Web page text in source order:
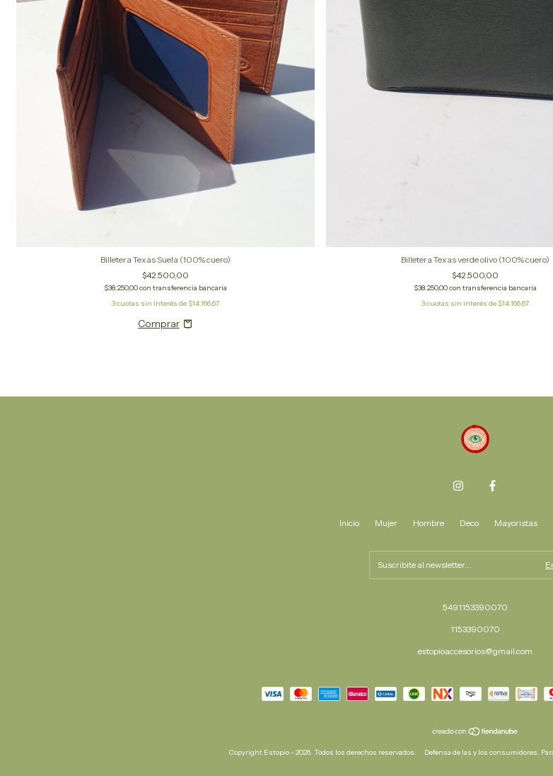
Billetera Texas Suela (100% cuero)
$42.500,00
$38.250,00con transferencia bancaria
3cuotas sin interés de $14.166,67
Billetera Texas verde olivo (100% cuero)
$42.500,00
$38.250,00con transferencia bancaria
3cuotas sin interés de $14.166,67
Inicio Mujer Hombre Deco Mayoristas
5491153390070
1153390070
estopioaccesorios@gmail.com
Copyright Estopio - 2026. Todos los derechos reservados. Defensa de las y los consumidores.